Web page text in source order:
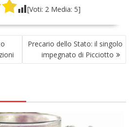
[Voti: 2Media: 5]
Precario dello Stato: il singolo
impegnato di Picciotto